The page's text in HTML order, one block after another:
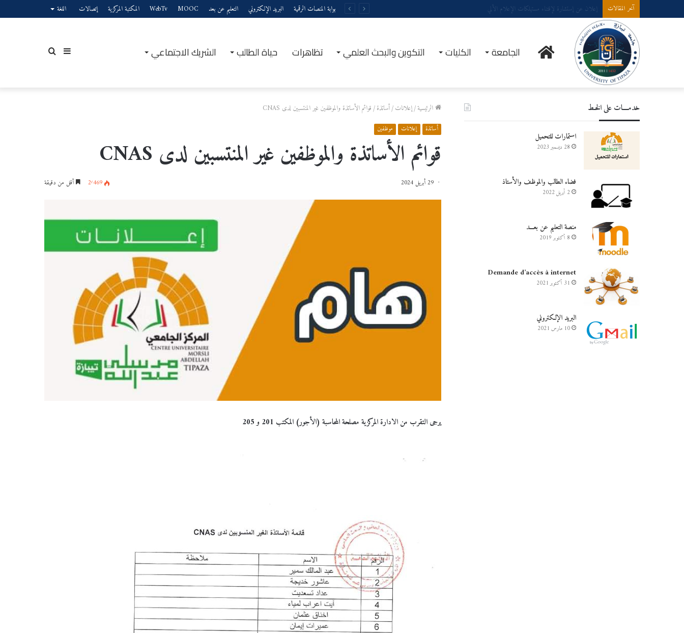
آخر المقالات إعلان عن إستشارة لإقتناء عتاد ولوازم الإعلام الألي بوابة المنصات الرقمية البريد الإلكتروني التعليم عن بعد MOOC
WebTv المكتبة المركزية إتصالات اللغة
الرئيسيةالجامعة الكليات التكوين والبحث العلمي تظاهرات حياة الطالب الشريك الاجتماعي بحثإضافة
الرئيسية/إعلانات/أساتذة/قوائم الأساتذة والموظفين غير المنتسبين لدى CNAS‏
أساتذة إعلانات موظفين
قوائم الأساتذة والموظفين غير المنتسبين لدى CNAS‏
29 أبريل 2024 2٬469 أقل من دقيقة
يرجى التقرب من الادارة المركزية مصلحة المحاسبة (الأجور) المكتب 201 و 205
خدمــــات على الخـط
استمارات للتحميل
28 ديسمبر 2023
فضاء الطالب والموظف والأستاذ
2 أبريل 2022
منصة التعليم عن بعـــد
8 أكتوبر 2019
Demande d’accès à internet
31 أكتوبر 2021
البريد الإلكتروني
10 مارس 2021